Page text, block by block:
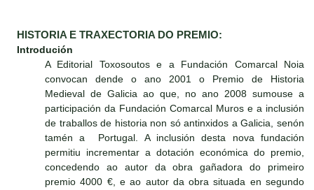
HISTORIA E TRAXECTORIA DO PREMIO:
Introdución
A Editorial Toxosoutos e a Fundación Comarcal Noia
convocan dende o ano 2001 o Premio de Historia
Medieval de Galicia ao que, no ano 2008 sumouse a
participación da Fundación Comarcal Muros e a inclusión
de traballos de historia non só antinxidos a Galicia, senón
tamén a Portugal. A inclusión desta nova fundación
permitiu incrementar a dotación económica do premio,
concedendo ao autor da obra gañadora do primeiro
premio 4000 €, e ao autor da obra situada en segundo